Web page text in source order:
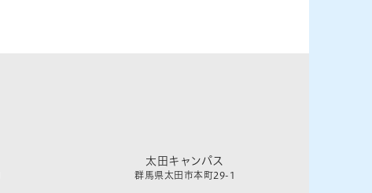
太田キャンパス
群馬県太田市本町29-1